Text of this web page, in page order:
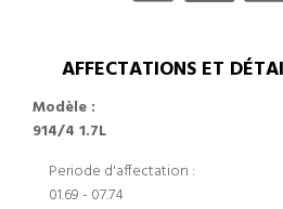
AFFECTATIONS ET
Modèle :
914/4 1.7L
Periode d'affectation :
01.69 - 07.74